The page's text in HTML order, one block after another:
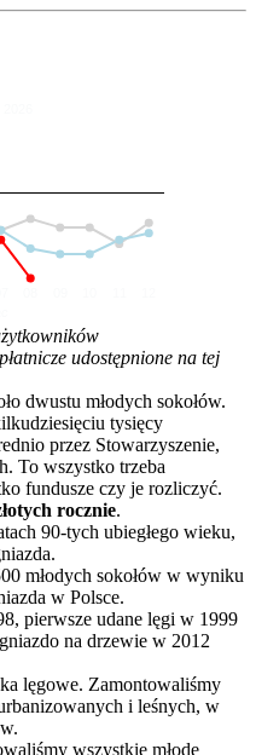
udostępnione na tej
dwustu młodych sokołów.
tysięcy
przez Stowarzyszenie,
To wszystko trzeba
fundusze czy je rozliczyć.
rocznie.
90-tych ubiegłego wieku,
młodych sokołów w wyniku
w Polsce.
pierwsze udane lęgi w 1999
na drzewie w 2012
lęgowe. Zamontowaliśmy
i leśnych, w
wszystkie młode